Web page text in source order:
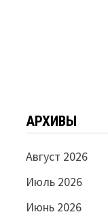
АРХИВЫ
Август 2026
Июль 2026
Июнь 2026